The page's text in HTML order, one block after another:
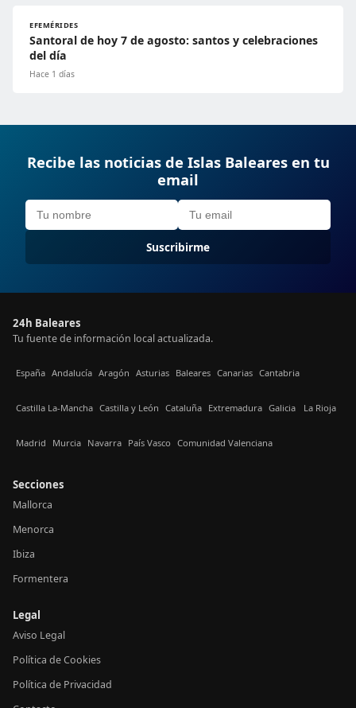
EFEMÉRIDES
Santoral de hoy 7 de agosto: santos y celebraciones
del día
Hace 1 días
Recibe las noticias de Islas Baleares en tu
email
Suscribirme
24h Baleares
Tu fuente de información local actualizada.
España Andalucía Aragón Asturias Baleares Canarias Cantabria
Castilla La-Mancha Castilla y León Cataluña Extremadura Galicia La Rioja
Madrid Murcia Navarra País Vasco Comunidad Valenciana
Secciones
Mallorca
Menorca
Ibiza
Formentera
Legal
Aviso Legal
Política de Cookies
Política de Privacidad